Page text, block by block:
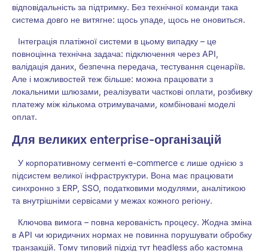
відповідальність за підтримку. Без технічної команди така
система довго не витягне: щось упаде, щось не оновиться.
Інтеграція платіжної системи в цьому випадку – це
повноцінна технічна задача: підключення через API,
валідація даних, безпечна передача, тестування сценаріїв.
Але і можливостей теж більше: можна працювати з
локальними шлюзами, реалізувати часткові оплати, розбивку
платежу між кількома отримувачами, комбіновані моделі
оплат.
Для великих enterprise-організацій
У корпоративному сегменті e-commerce є лише однією з
підсистем великої інфраструктури. Вона має працювати
синхронно з ERP, SSO, податковими модулями, аналітикою
та внутрішніми сервісами у межах кожного регіону.
Ключова вимога – повна керованість процесу. Жодна зміна
в API чи юридичних нормах не повинна порушувати обробку
транзакцій. Тому типовий підхід тут headless або кастомна